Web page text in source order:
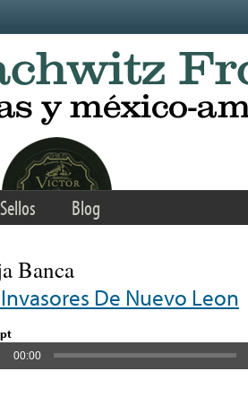
Sellos Blog
Banca
De Nuevo Leon
00:00